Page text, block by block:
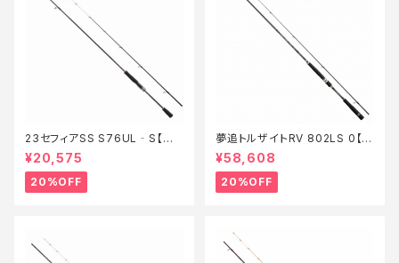
23セフィアSS S76UL‐S【特
価ロッド】【20】
¥20,575
20%OFF
夢追トルザイトRV 802LS 0【特
価竿】【20】
¥58,608
20%OFF